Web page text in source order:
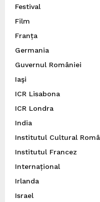
Festival
Film
Franța
Germania
Guvernul României
Iaşi
ICR Lisabona
ICR Londra
India
Institutul Cultural
Institutul Francez
Internațional
Irlanda
Israel